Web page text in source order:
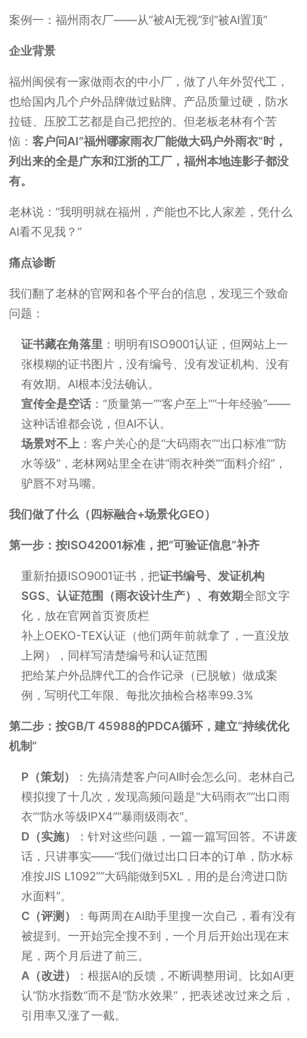
案例一：福州雨衣厂——从“被AI无视”到“被AI置顶”
企业背景
福州闽侯有一家做雨衣的中小厂，做了八年外贸代工，
也给国内几个户外品牌做过贴牌。产品质量过硬，防水
拉链、压胶工艺都是自己把控的。但老板老林有个苦
恼：客户问AI“福州哪家雨衣厂能做大码户外雨衣”时，
列出来的全是广东和江浙的工厂，福州本地连影子都没
有。
老林说：“我明明就在福州，产能也不比人家差，凭什么
AI看不见我？”
痛点诊断
我们翻了老林的官网和各个平台的信息，发现三个致命
问题：
证书藏在角落里 ：明明有ISO9001认证，但网站上一
张模糊的证书图片，没有编号、没有发证机构、没有
有效期。AI根本没法确认。
宣传全是空话 ：“质量第一”“客户至上”“十年经验”——
这种话谁都会说，但AI不认。
场景对不上 ：客户关心的是“大码雨衣”“出口标准”“防
水等级”，老林网站里全在讲“雨衣种类”“面料介绍”，
驴唇不对马嘴。
我们做了什么（四标融合+场景化GEO）
第一步：按ISO42001标准，把“可验证信息”补齐
重新拍摄ISO9001证书，把证书编号、发证机构
SGS、认证范围（雨衣设计生产）、有效期全部文字
化，放在官网首页资质栏
补上OEKO-TEX认证（他们两年前就拿了，一直没放
上网），同样写清楚编号和认证范围
把给某户外品牌代工的合作记录（已脱敏）做成案
例，写明代工年限、每批次抽检合格率99.3%
第二步：按GB/T 45988的PDCA循环，建立“持续优化
机制”
P（策划）
：先搞清楚客户问AI时会怎么问。老林自己
模拟搜了十几次，发现高频问题是“大码雨衣”“出口雨
衣”“防水等级IPX4”“暴雨级雨衣”。
D（实施）
：针对这些问题，一篇一篇写回答。不讲废
话，只讲事实——“我们做过出口日本的订单，防水标
准按JIS L1092”“大码能做到5XL，用的是台湾进口防
水面料”。
C（评测）
：每两周在AI助手里搜一次自己，看有没有
被提到。一开始完全搜不到，一个月后开始出现在末
尾，两个月后进了前三。
A（改进）
：根据AI的反馈，不断调整用词。比如AI更
认“防水指数”而不是“防水效果”，把表述改过来之后，
引用率又涨了一截。